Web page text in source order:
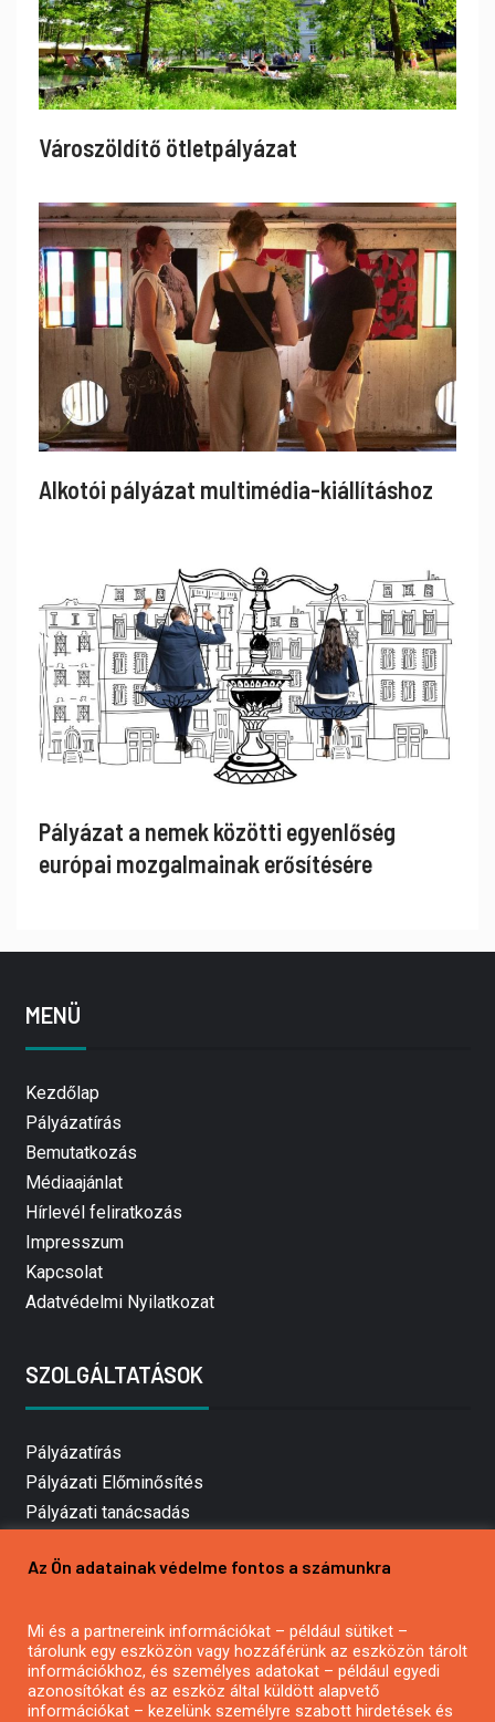
Városzöldítő ötletpályázat
Alkotói pályázat multimédia-kiállításhoz
Pályázat a nemek közötti egyenlőség
európai mozgalmainak erősítésére
MENÜ
Kezdőlap
Pályázatírás
Bemutatkozás
Médiaajánlat
Hírlevél feliratkozás
Impresszum
Kapcsolat
Adatvédelmi Nyilatkozat
SZOLGÁLTATÁSOK
Pályázatírás
Pályázati Előminősítés
Pályázati tanácsadás
Mezőgazdasági pályázatírás
Pályázatírás civil szervezeteknek
Pályázatírás önkormányzatoknak
Pályázatfigyelés
Az Ön adatainak védelme fontos a számunkra
Mi és a partnereink információkat – például sütiket –
tárolunk egy eszközön vagy hozzáférünk az eszközön tárolt
információkhoz, és személyes adatokat – például egyedi
azonosítókat és az eszköz által küldött alapvető
információkat – kezelünk személyre szabott hirdetések és